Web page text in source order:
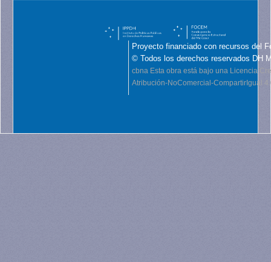
Proyecto financiado con recursos del
© Todos los derechos reservados DH
cbna Esta obra está bajo una Licencia
Atribución-NoComercial-CompartirIgual